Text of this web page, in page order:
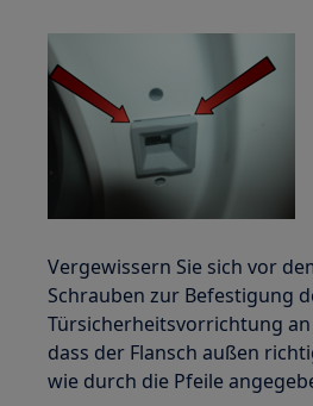
Vergewissern Sie sich vor
Schrauben zur Befestigung
Türsicherheitsvorrichtung
dass der Flansch außen
wie durch die Pfeile